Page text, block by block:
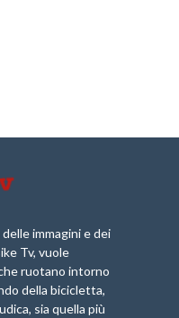
immagini e dei
Tv, vuole
ruotano intorno
della bicicletta,
sia quella più